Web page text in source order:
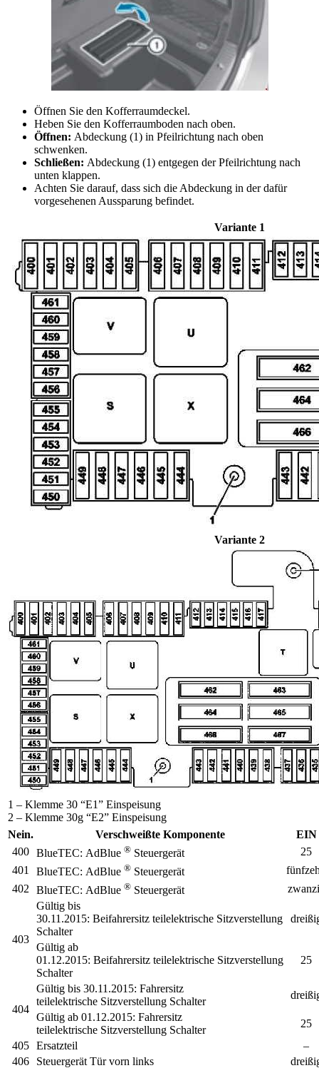
Öffnen Sie den Kofferraumdeckel.
Heben Sie den Kofferraumboden nach oben.
Öffnen: Abdeckung (1) in Pfeilrichtung nach oben
schwenken.
Schließen: Abdeckung (1) entgegen der Pfeilrichtung nach
unten klappen.
Achten Sie darauf, dass sich die Abdeckung in der dafür
vorgesehenen Aussparung befindet.
Variante 1
Variante 2
1 – Klemme 30 “E1” Einspeisung
2 – Klemme 30g “E2” Einspeisung
Nein.
Verschweißte Komponente
EIN
400 BlueTEC: AdBlue ® Steuergerät
25
401
BlueTEC: AdBlue ® Steuergerät
402
BlueTEC: AdBlue ® Steuergerät
403
Gültig bis
30.11.2015: Beifahrersitz teilelektrische Sitzverstellung
Schalter
Gültig ab
01.12.2015: Beifahrersitz teilelektrische Sitzverstellung
Schalter
25
404
Gültig bis 30.11.2015: Fahrersitz
teilelektrische Sitzverstellung Schalter
Gültig ab 01.12.2015: Fahrersitz
teilelektrische Sitzverstellung Schalter
25
405 Ersatzteil
–
406
Steuergerät Tür vorn links